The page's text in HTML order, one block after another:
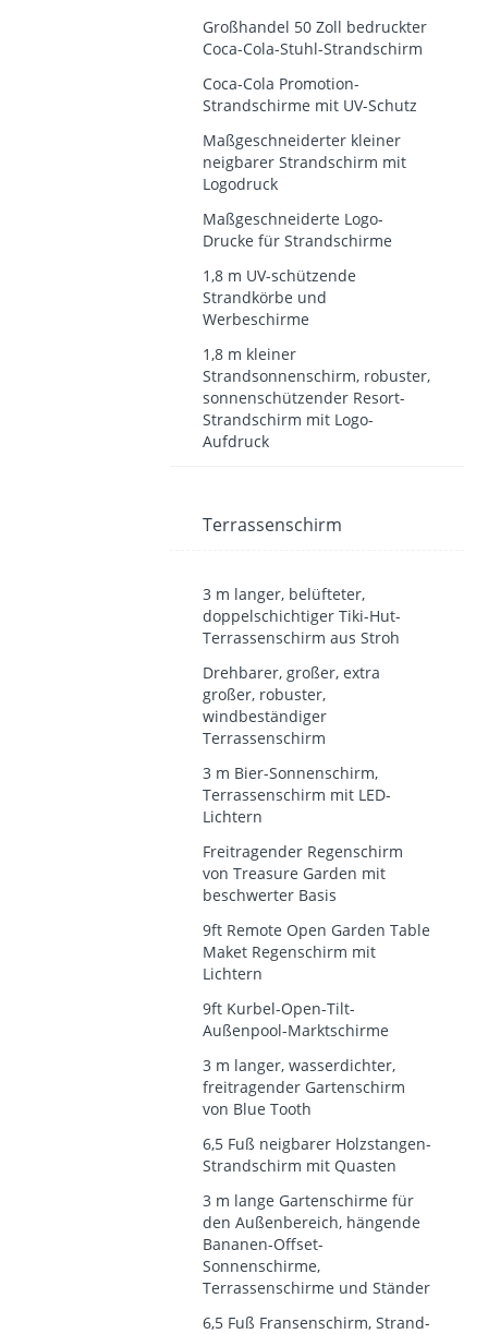
Großhandel 50 Zoll bedruckter
Coca-Cola-Stuhl-Strandschirm
Coca-Cola Promotion-
Strandschirme mit UV-Schutz
Maßgeschneiderter kleiner
neigbarer Strandschirm mit
Logodruck
Maßgeschneiderte Logo-
Drucke für Strandschirme
1,8 m UV-schützende
Strandkörbe und
Werbeschirme
1,8 m kleiner
Strandsonnenschirm, robuster,
sonnenschützender Resort-
Strandschirm mit Logo-
Aufdruck
Terrassenschirm
3 m langer, belüfteter,
doppelschichtiger Tiki-Hut-
Terrassenschirm aus Stroh
Drehbarer, großer, extra
großer, robuster,
windbeständiger
Terrassenschirm
3 m Bier-Sonnenschirm,
Terrassenschirm mit LED-
Lichtern
Freitragender Regenschirm
von Treasure Garden mit
beschwerter Basis
9ft Remote Open Garden Table
Maket Regenschirm mit
Lichtern
9ft Kurbel-Open-Tilt-
Außenpool-Marktschirme
3 m langer, wasserdichter,
freitragender Gartenschirm
von Blue Tooth
6,5 Fuß neigbarer Holzstangen-
Strandschirm mit Quasten
3 m lange Gartenschirme für
den Außenbereich, hängende
Bananen-Offset-
Sonnenschirme,
Terrassenschirme und Ständer
6,5 Fuß Fransenschirm, Strand-